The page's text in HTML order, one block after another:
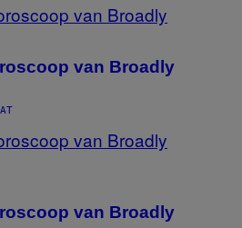
van Broadly
van Broadly